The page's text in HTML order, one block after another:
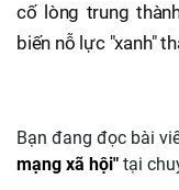
cố lòng trung
biến nỗ lực "xanh"
Bạn đang đọc bài
mạng xã hội" tại